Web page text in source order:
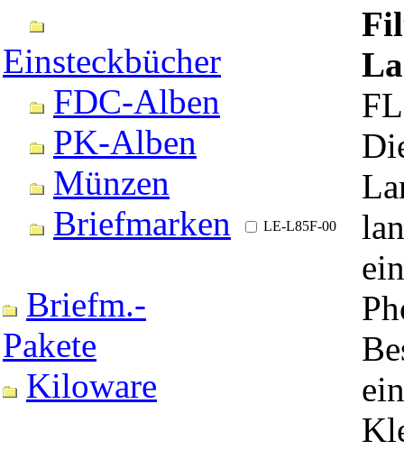
Einsteckbücher
FDC-Alben
PK-Alben
Münzen
Briefmarken
Briefm.-
Pakete
Kiloware
LE-L85F-00